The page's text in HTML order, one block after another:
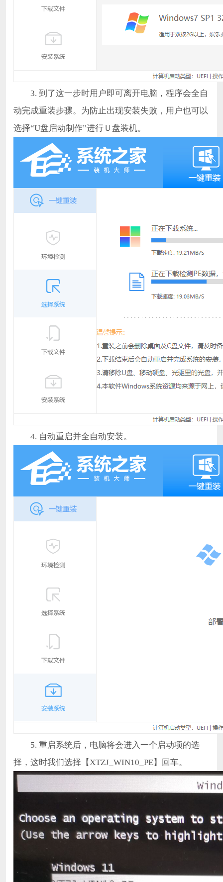
3. 到了这一步时用户即可离开电脑，程序会全自
动完成重装步骤。为防止出现安装失败，用户也可以
选择“U盘启动制作”进行Ｕ盘装机。
4. 自动重启并全自动安装。
5. 重启系统后，电脑将会进入一个启动项的选
择，这时我们选择【XTZJ_WIN10_PE】回车。